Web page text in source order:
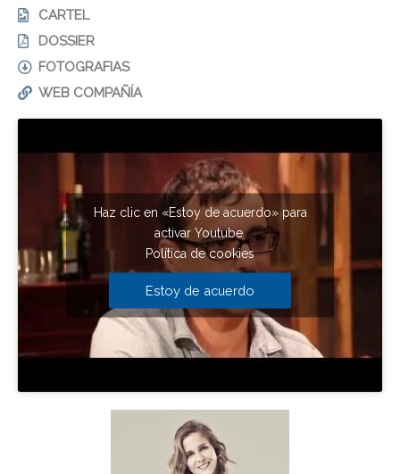
CARTEL
DOSSIER
FOTOGRAFIAS
WEB COMPAÑÍA
Haz clic en «Estoy de acuerdo» para
activar Youtube
Política de cookies
Estoy de acuerdo